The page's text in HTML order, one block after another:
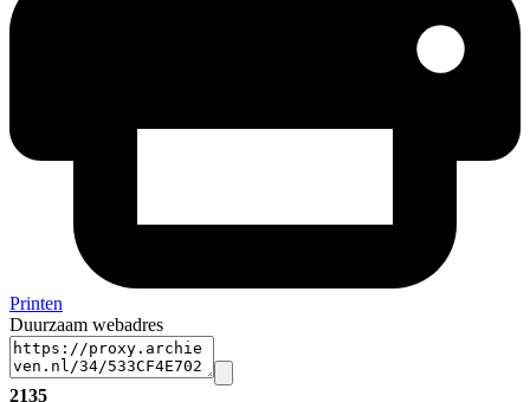
Printen
Duurzaam webadres
2135